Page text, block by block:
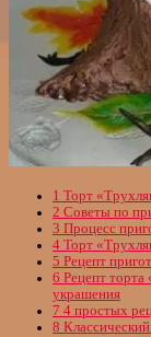
1 Торт
2 Советы по
3 Процесс
4 Торт
5 Рецепт
6 Рецепт торта
украшения
7 4 простых
8